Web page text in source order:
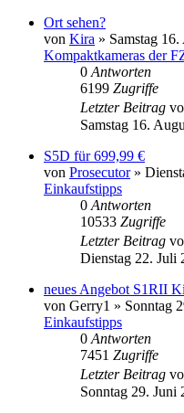
Ort sehen?
von Kira » Samstag
Kompaktkameras der
0 Antworten
6199 Zugriffe
Letzter Beitrag
Samstag 16.
S5D für 699,99 €
von Prosecutor»
Einkaufstipps
0 Antworten
10533 Zugriffe
Letzter Beitrag
Dienstag 22. Juli
neues Angebot S1RII
von Gerry1 » Sonntag
Einkaufstipps
0 Antworten
7451 Zugriffe
Letzter Beitrag
Sonntag 29. Juni